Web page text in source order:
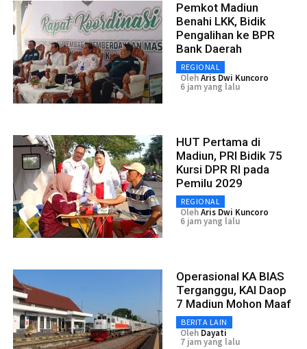
Pemkot Madiun
Benahi LKK, Bidik
Pengalihan ke BPR
Bank Daerah
REGIONAL
OlehAris Dwi Kuncoro
6 jam yang lalu
HUT Pertama di
Madiun, PRI Bidik 75
Kursi DPR RI pada
Pemilu 2029
REGIONAL
OlehAris Dwi Kuncoro
6 jam yang lalu
Operasional KA BIAS
Terganggu, KAI Daop
7 Madiun Mohon Maaf
BERITA LAIN
Oleh Dayati
7 jam yang lalu